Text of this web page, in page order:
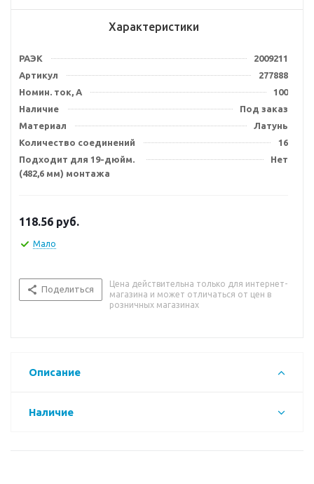
Характеристики
РАЭК
2009211
Артикул
277888
Номин. ток, А
100
Наличие
Под заказ
Материал
Латунь
Количество соединений
16
Подходит для 19-дюйм.
(482,6 мм) монтажа
Нет
118.56 руб.
Мало
Поделиться
Цена действительна только для интернет-
магазина и может отличаться от цен в
розничных магазинах
Описание
Наличие